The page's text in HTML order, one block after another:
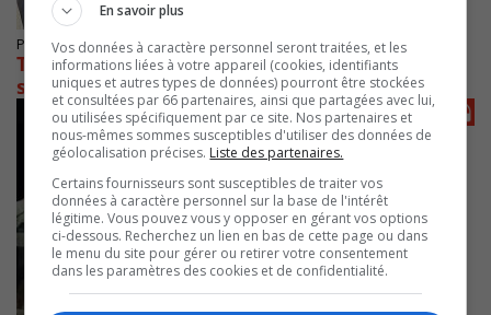
Publié le 6 octobre 2022 à 11h58
Trudel et Barsalou-Duval exposent leur avis
sur la refonte de la carte électorale fédérale
En savoir plus
Vos données à caractère personnel seront traitées, et les
informations liées à votre appareil (cookies, identifiants
uniques et autres types de données) pourront être stockées
et consultées par 66 partenaires, ainsi que partagées avec lui,
ou utilisées spécifiquement par ce site. Nos partenaires et
nous-mêmes sommes susceptibles d'utiliser des données de
géolocalisation précises. Liste des partenaires.
Certains fournisseurs sont susceptibles de traiter vos
données à caractère personnel sur la base de l'intérêt
légitime. Vous pouvez vous y opposer en gérant vos options
ci-dessous. Recherchez un lien en bas de cette page ou dans
le menu du site pour gérer ou retirer votre consentement
dans les paramètres des cookies et de confidentialité.